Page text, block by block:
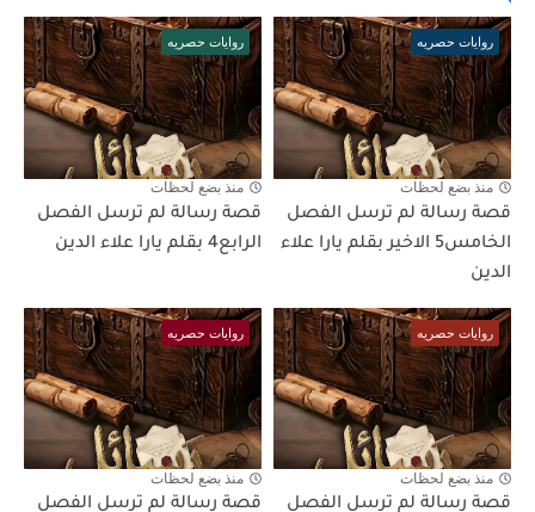
روايات حصريه
منذ بضع لحظات
قصة رسالة لم ترسل الفصل
الخامس5 الاخير بقلم يارا علاء
الدين
روايات حصريه
منذ بضع لحظات
قصة رسالة لم ترسل الفصل
الرابع4 بقلم يارا علاء الدين
روايات حصريه
منذ بضع لحظات
قصة رسالة لم ترسل الفصل
روايات حصريه
منذ بضع لحظات
قصة رسالة لم ترسل الفصل